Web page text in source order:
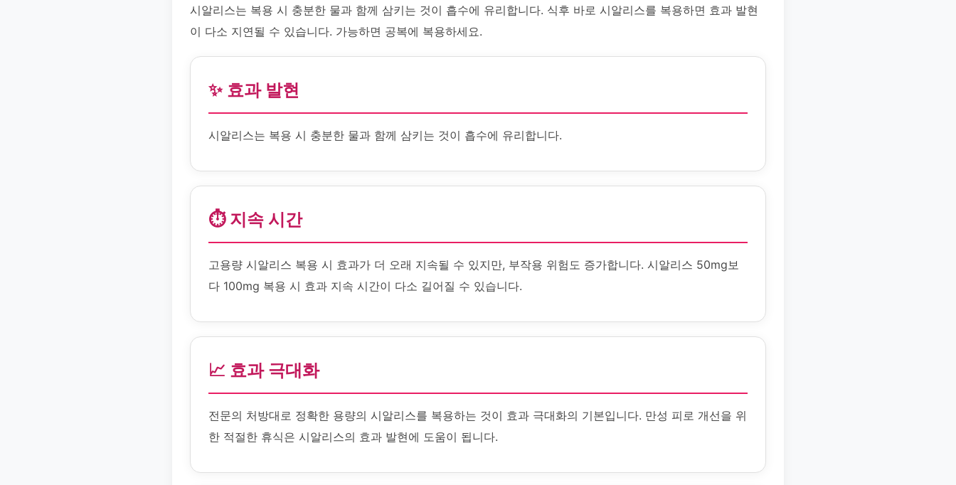
시알리스는 복용 시 충분한 물과 함께 삼키는 것이 흡수에 유리합니다. 식후 바로 시알리스를 복용하면 효과 발현
이 다소 지연될 수 있습니다. 가능하면 공복에 복용하세요.
✨ 효과 발현
시알리스는 복용 시 충분한 물과 함께 삼키는 것이 흡수에 유리합니다.
⏱️ 지속 시간
고용량 시알리스 복용 시 효과가 더 오래 지속될 수 있지만, 부작용 위험도 증가합니다. 시알리스 50mg보
다 100mg 복용 시 효과 지속 시간이 다소 길어질 수 있습니다.
📈 효과 극대화
전문의 처방대로 정확한 용량의 시알리스를 복용하는 것이 효과 극대화의 기본입니다. 만성 피로 개선을 위
한 적절한 휴식은 시알리스의 효과 발현에 도움이 됩니다.